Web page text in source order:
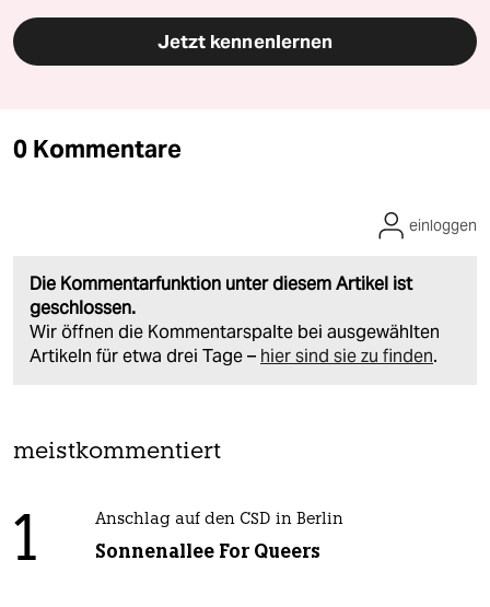
10 Ausgaben für 10 Euro
Wir schauen den Superreichen auf die Finger.
Unsere wochentaz bietet jeden Samstag
Stimmen, die woanders nicht gehört werden.
Jeden Samstag als gedruckte Zeitung frei Haus
Zusätzlich digitale Ausgabe inkl. Vorlesefunktion
Jetzt kennenlernen
0 Kommentare